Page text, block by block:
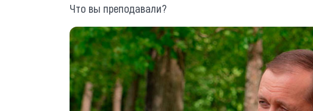
Что вы преподавали?